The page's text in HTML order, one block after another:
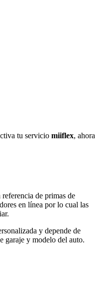
tu servicio miiflex, ahora
de primas de
en línea por lo cual las
y depende de
garaje y modelo del auto.